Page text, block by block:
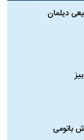
دیلمان
باتومی